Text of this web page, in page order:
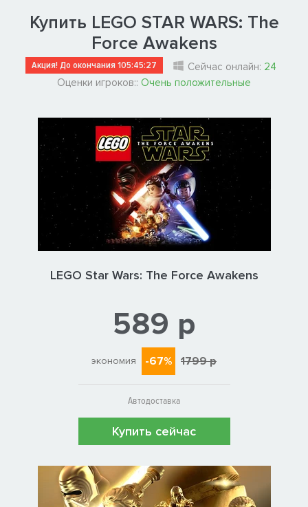
Купить LEGO STAR WARS: The
Force Awakens
Акция! До окончания105:45:26 Сейчас онлайн: 24
Оценки игроков:: Очень положительные
LEGO Star Wars: The Force Awakens
589 р
экономия -67% 1799 р
Автодоставка
Купить сейчас